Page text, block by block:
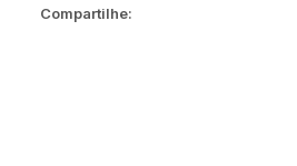
Compartilhe: